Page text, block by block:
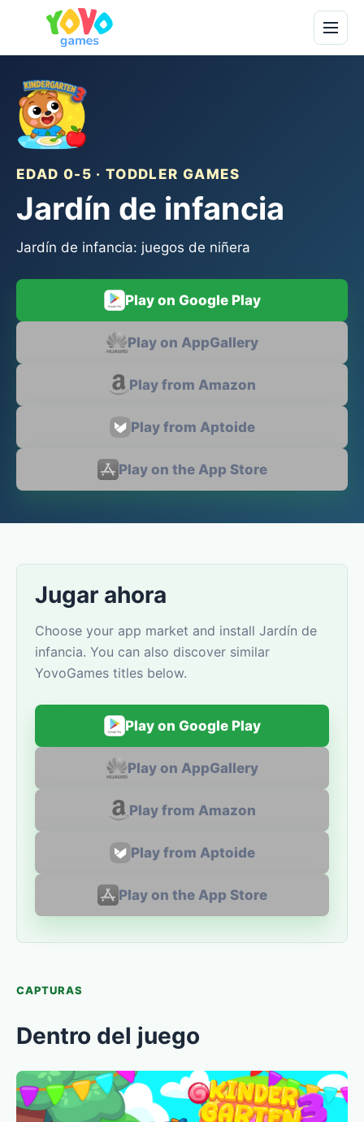
EDAD 0-5 · TODDLER GAMES
Jardín de infancia
Jardín de infancia: juegos de niñera
Play on Google Play
Play on AppGallery
Play from Amazon
Play from Aptoide
Play on the App Store
Jugar ahora
Choose your app market and install Jardín de
infancia. You can also discover similar
YovoGames titles below.
Play on Google Play
Play on AppGallery
Play from Amazon
Play from Aptoide
Play on the App Store
CAPTURAS
Dentro del juego